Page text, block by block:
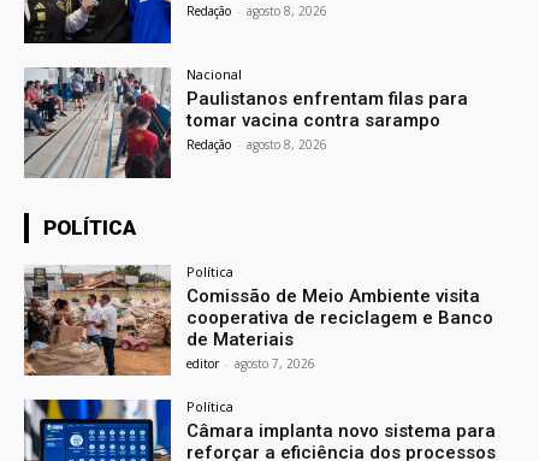
Redação - agosto 8, 2026
Nacional
Paulistanos enfrentam filas para
tomar vacina contra sarampo
Redação - agosto 8, 2026
POLÍTICA
Política
Comissão de Meio Ambiente visita
cooperativa de reciclagem e Banco
de Materiais
editor - agosto 7, 2026
Política
Câmara implanta novo sistema para
reforçar a eficiência dos processos